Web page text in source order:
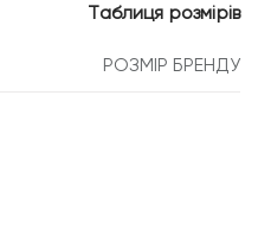
РОЗМІР БРЕНДУ
Таблиця розмірів